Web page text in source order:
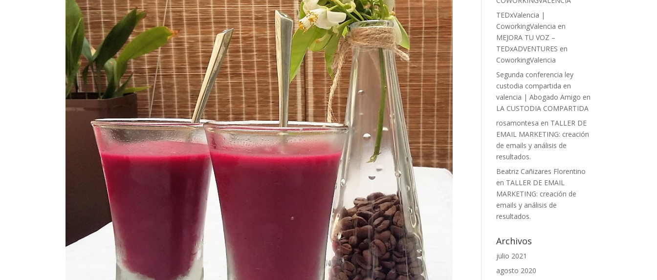
TEDxValencia |
CoworkingValencia en
MEJORA TU VOZ –
TEDxADVENTURES en
CoworkingValencia
Segunda conferencia ley
custodia compartida en
valencia | Abogado Amigo en
LA CUSTODIA COMPARTIDA
rosamontesa en TALLER DE
EMAIL MARKETING: creación
de emails y análisis de
resultados.
Beatriz Cañizares Florentino
en TALLER DE EMAIL
MARKETING: creación de
emails y análisis de
resultados.
Archivos
julio 2021
agosto 2020